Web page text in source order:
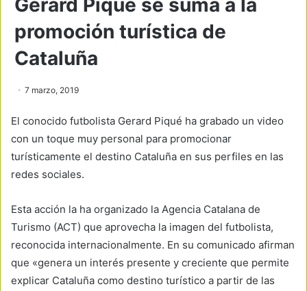
Gerard Piqué se suma a la
promoción turística de
Cataluña
7 marzo, 2019
El conocido futbolista Gerard Piqué ha grabado un video
con un toque muy personal para promocionar
turísticamente el destino Cataluña en sus perfiles en las
redes sociales.
Esta acción la ha organizado la Agencia Catalana de
Turismo (ACT) que aprovecha la imagen del futbolista,
reconocida internacionalmente. En su comunicado afirman
que «genera un interés presente y creciente que permite
explicar Cataluña como destino turístico a partir de las